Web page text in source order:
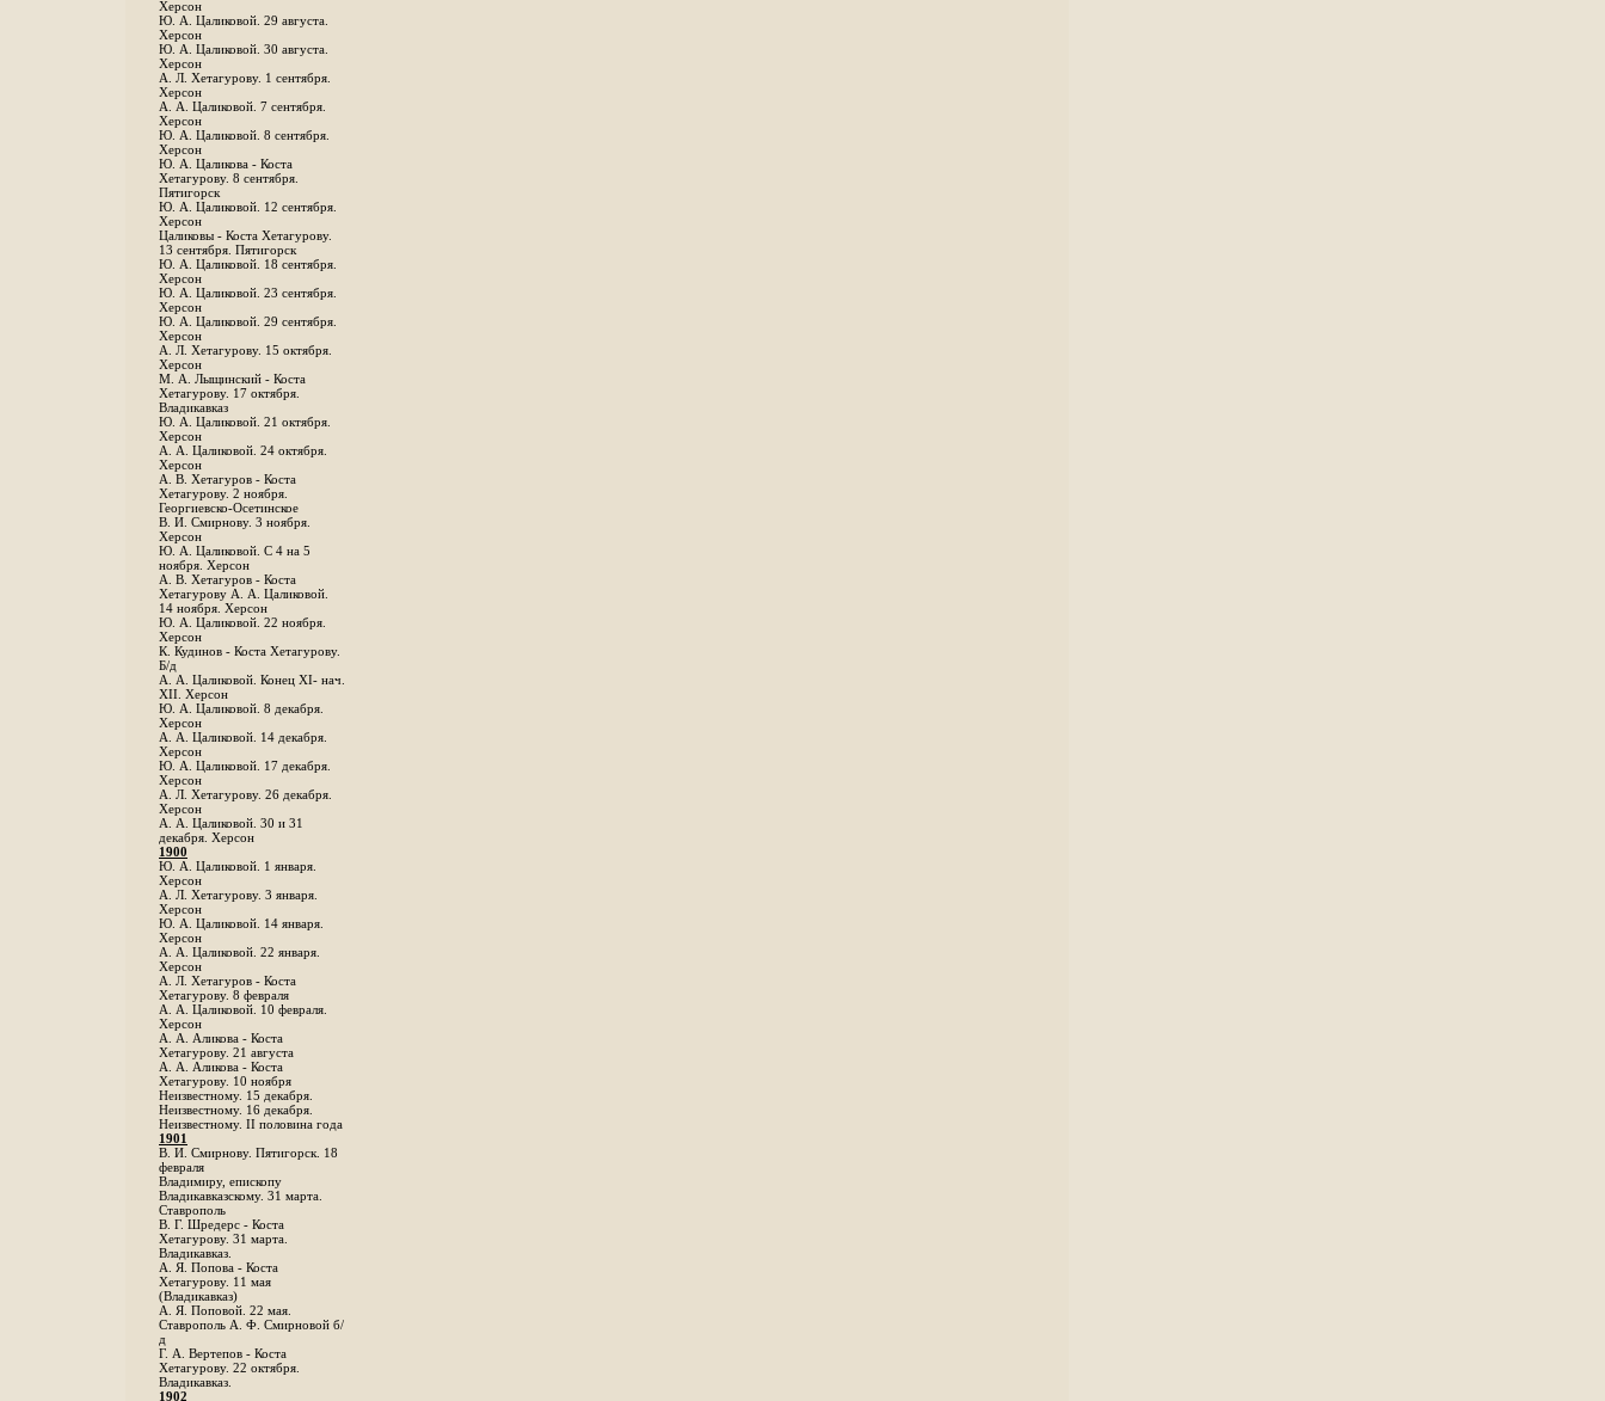
Херсон
Ю. А. Цаликовой. 29 августа.
Херсон
Ю. А. Цаликовой. 30 августа.
Херсон
А. Л. Хетагурову. 1 сентября.
Херсон
А. А. Цаликовой. 7 сентября.
Херсон
Ю. А. Цаликовой. 8 сентября.
Херсон
Ю. А. Цаликова - Коста
Хетагурову. 8 сентября.
Пятигорск
Ю. А. Цаликовой. 12 сентября.
Херсон
Цаликовы - Коста Хетагурову.
13 сентября. Пятигорск
Ю. А. Цаликовой. 18 сентября.
Херсон
Ю. А. Цаликовой. 23 сентября.
Херсон
Ю. А. Цаликовой. 29 сентября.
Херсон
А. Л. Хетагурову. 15 октября.
Херсон
М. А. Лыщинский - Коста
Хетагурову. 17 октября.
Владикавказ
Ю. А. Цаликовой. 21 октября.
Херсон
А. А. Цаликовой. 24 октября.
Херсон
A. В. Хетагуров - Коста
Хетагурову. 2 ноября.
Георгиевско-Осетинское
B. И. Смирнову. 3 ноября.
Херсон
Ю. А. Цаликовой. С 4 на 5
ноября. Херсон
А. В. Хетагуров - Коста
Хетагурову А. А. Цаликовой.
14 ноября. Херсон
Ю. А. Цаликовой. 22 ноября.
Херсон
К. Кудинов - Коста Хетагурову.
Б/д
А. А. Цаликовой. Конец XI- нач.
XII. Херсон
Ю. А. Цаликовой. 8 декабря.
Херсон
А. А. Цаликовой. 14 декабря.
Херсон
Ю. А. Цаликовой. 17 декабря.
Херсон
А. Л. Хетагурову. 26 декабря.
Херсон
А. А. Цаликовой. 30 и 31
декабря. Херсон
1900
Ю. А. Цаликовой. 1 января.
Херсон
А. Л. Хетагурову. 3 января.
Херсон
Ю. А. Цаликовой. 14 января.
Херсон
А. А. Цаликовой. 22 января.
Херсон
А. Л. Хетагуров - Коста
Хетагурову. 8 февраля
А. А. Цаликовой. 10 февраля.
Херсон
А. А. Аликова - Коста
Хетагурову. 21 августа
А. А. Аликова - Коста
Хетагурову. 10 ноября
Неизвестному. 15 декабря.
Неизвестному. 16 декабря.
Неизвестному. II половина года
1901
В. И. Смирнову. Пятигорск. 18
февраля
Владимиру, епископу
Владикавказскому. 31 марта.
Ставрополь
В. Г. Шредерс - Коста
Хетагурову. 31 марта.
Владикавказ.
А. Я. Попова - Коста
Хетагурову. 11 мая
(Владикавказ)
А. Я. Поповой. 22 мая.
Ставрополь А. Ф. Смирновой б/
д
Г. А. Вертепов - Коста
Хетагурову. 22 октября.
Владикавказ.
1902